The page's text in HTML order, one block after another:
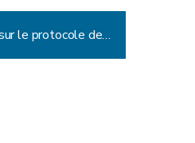
Arrêté du Gouvernement wallon portant exécution de l'article 47/17bis du Code wallon de l'Action sociale et de la Santé portant sur le protocole de mise en oeuvre de la phase 1.a.1. du programme de vaccination pour adultes contre la COVID-19 en ce qui concerne les maisons de repos et les maisons de repos et de soins